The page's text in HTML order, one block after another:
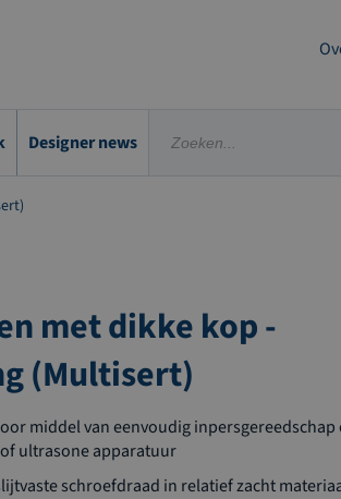
Designer news
met dikke kop -
(Multisert)
middel van eenvoudig inpersgereedschap
ultrasone apparatuur
schroefdraad in relatief zacht